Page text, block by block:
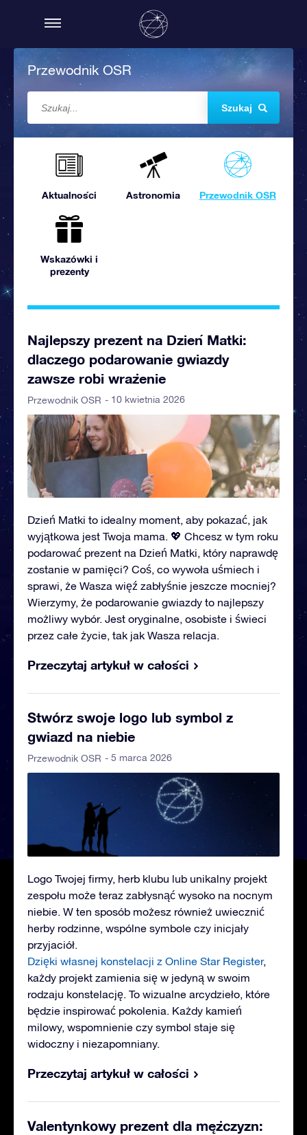
Przewodnik OSR
Szukaj
Aktualności Astronomia Przewodnik OSR
Wskazówki i
prezenty
Najlepszy prezent na Dzień Matki:
dlaczego podarowanie gwiazdy
zawsze robi wrażenie
Przewodnik OSR - 10 kwietnia 2026
Dzień Matki to idealny moment, aby pokazać, jak
wyjątkowa jest Twoja mama. 💖 Chcesz w tym roku
podarować prezent na Dzień Matki, który naprawdę
zostanie w pamięci? Coś, co wywoła uśmiech i
sprawi, że Wasza więź zabłyśnie jeszcze mocniej?
Wierzymy, że podarowanie gwiazdy to najlepszy
możliwy wybór. Jest oryginalne, osobiste i świeci
przez całe życie, tak jak Wasza relacja.
Przeczytaj artykuł w całości
Stwórz swoje logo lub symbol z
gwiazd na niebie
Przewodnik OSR - 5 marca 2026
Logo Twojej firmy, herb klubu lub unikalny projekt
zespołu może teraz zabłysnąć wysoko na nocnym
niebie. W ten sposób możesz również uwiecznić
herby rodzinne, wspólne symbole czy inicjały
przyjaciół.
Dzięki własnej konstelacji z Online Star Register,
każdy projekt zamienia się w jedyną w swoim
rodzaju konstelację. To wizualne arcydzieło, które
będzie inspirować pokolenia. Każdy kamień
milowy, wspomnienie czy symbol staje się
widoczny i niezapomniany.
Przeczytaj artykuł w całości
Valentynkowy prezent dla mężczyzn: